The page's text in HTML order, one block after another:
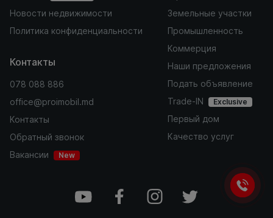
Новости недвижимости
Политика конфиденциальности
Земельные участки
Промышленность
Коммерция
Наши предложения
Подать объявление
Trade-IN
Exclusive
Первый дом
Качество услуг
Контакты
078 088 886
office@proimobil.md
Контакты
Обратный звонок
Вакансии
New